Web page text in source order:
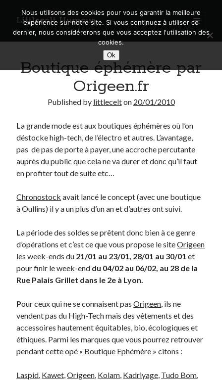
Littlecelt Humeur
open
primary
menu
Sidebar
Search
Derniers articles
Municipales 2026 : Lyon, Métropole et Caluire, mon choix pour l’avenir
Explorez les Chemins Enchantés à Vélo : Aventures Familiales près de
Lyon !
Quel Lyonnais es-tu, Renaud Ducher ?
Lyon ?
Comment je vis ma vie sur un vélo
Derniers Commentaires
Entretien ménager dans
T’as vu quoi ? #52
JF
dans
C’était pas mieux avant… à Lyon
Anthony
Comment j’ai opéré ma vélorution toute personnelle
Renaud Ducher
dansComment j’ai opéré ma vélorution toute
personnelle
Commentaires récents
Entretien ménagerdansT’as vu quoi ? #52
Boutique éphémère par
Origeen.fr
Published by littlecelton 20/01/2010
La grande mode est aux boutiques éphémères où l’on
déstocke high-tech, de l’électro et autres. L’avantage,
pas de pas de porte à payer, une accroche percutante
auprès du public que cela ne va durer et donc qu’il faut
en profiter tout de suite etc…
Chronostock avait lancé le concept (avec une boutique
à Oullins) il y a un plus d’un an et d’autres ont suivi.
La période des soldes se prêtent donc bien à ce genre
d’opérations et c’est ce que vous propose le siteOrigeen
les week-ends du 21/01 au 23/01, 28/01 au 30/01et
pour finir le week-end du 04/02 au 06/02, au 28 de la
Rue Palais Grillet dans le 2e à Lyon.
Pour ceux qui ne se connaisent pasOrigeen, ils ne
vendent pas du High-Tech mais des vêtements et des
accessoires hautement équitables, bio, écologiques et
éthiques. Parmi les marques que vous pourrez retrouver
pendant cette opé « Boutique Ephémère » citons :
Laspid, Kawet,Origeen, Kolam, Kadriyage, Tudo Bom,
Nous utilisons des cookies pour vous garantir la meilleure
expérience sur notre site. Si vous continuez à utiliser ce
dernier, nous considérerons que vous acceptez l'utilisation des
cookies.
Ok